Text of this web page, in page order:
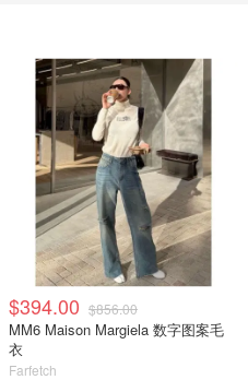
$394.00 $856.00
MM6 Maison Margiela 数字图案毛
衣
Farfetch